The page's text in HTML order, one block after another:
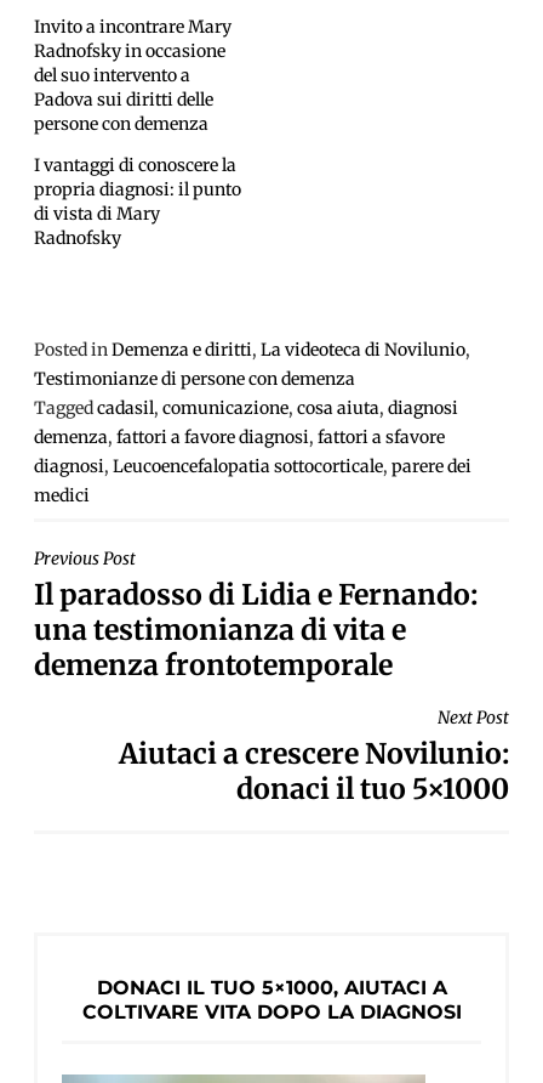
Invito a incontrare Mary
Radnofsky in occasione
del suo intervento a
Padova sui diritti delle
persone con demenza
I vantaggi di conoscere la
propria diagnosi: il punto
di vista di Mary
Radnofsky
Posted inDemenza e diritti, La videoteca di Novilunio,
Testimonianze di persone con demenza
Taggedcadasil, comunicazione, cosa aiuta, diagnosi
demenza, fattori a favore diagnosi, fattori a sfavore
diagnosi, Leucoencefalopatia sottocorticale, parere dei
medici
NAVIGAZIONE
ARTICOLI
Previous Post
Il paradosso di Lidia e Fernando:
una testimonianza di vita e
demenza frontotemporale
Next Post
Aiutaci a crescere Novilunio:
donaci il tuo 5×1000
DONACI IL TUO 5×1000, AIUTACI A
COLTIVARE VITA DOPO LA DIAGNOSI